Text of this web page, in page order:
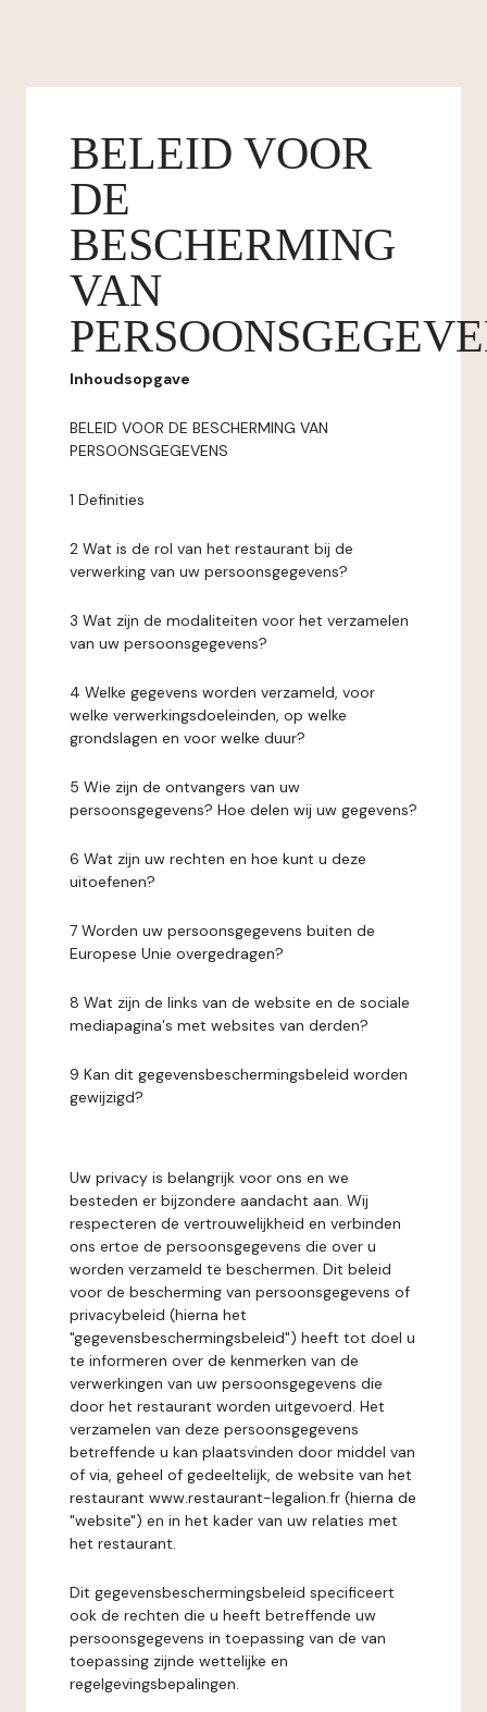
BELEID VOOR
DE
BESCHERMING
VAN
Inhoudsopgave
BELEID VOOR DE BESCHERMING VAN
PERSOONSGEGEVENS
1 Definities
2 Wat is de rol van het restaurant bij de
verwerking van uw persoonsgegevens?
3 Wat zijn de modaliteiten voor het verzamelen
van uw persoonsgegevens?
4 Welke gegevens worden verzameld, voor
welke verwerkingsdoeleinden, op welke
grondslagen en voor welke duur?
5 Wie zijn de ontvangers van uw
persoonsgegevens? Hoe delen wij uw gegevens?
6 Wat zijn uw rechten en hoe kunt u deze
uitoefenen?
7 Worden uw persoonsgegevens buiten de
Europese Unie overgedragen?
8 Wat zijn de links van de website en de sociale
mediapagina's met websites van derden?
9 Kan dit gegevensbeschermingsbeleid worden
gewijzigd?
Uw privacy is belangrijk voor ons en we
besteden er bijzondere aandacht aan. Wij
respecteren de vertrouwelijkheid en verbinden
ons ertoe de persoonsgegevens die over u
worden verzameld te beschermen. Dit beleid
voor de bescherming van persoonsgegevens of
privacybeleid (hierna het
"gegevensbeschermingsbeleid") heeft tot doel u
te informeren over de kenmerken van de
verwerkingen van uw persoonsgegevens die
door het restaurant worden uitgevoerd. Het
verzamelen van deze persoonsgegevens
betreffende u kan plaatsvinden door middel van
of via, geheel of gedeeltelijk, de website van het
restaurant www.restaurant-legalion.fr (hierna de
"website") en in het kader van uw relaties met
het restaurant.
Dit gegevensbeschermingsbeleid specificeert
ook de rechten die u heeft betreffende uw
persoonsgegevens in toepassing van de van
toepassing zijnde wettelijke en
regelgevingsbepalingen.